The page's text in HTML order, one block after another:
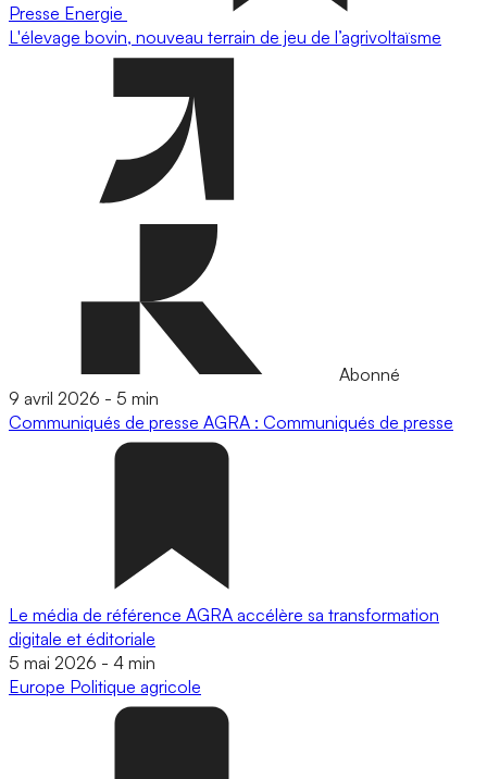
Presse Energie
L'élevage bovin, nouveau terrain de jeu de l’agrivoltaïsme
Abonné
9 avril 2026 - 5 min
Communiqués de presse AGRA : Communiqués de presse
Le média de référence AGRA accélère sa transformation
digitale et éditoriale
5 mai 2026 - 4 min
Europe Politique agricole